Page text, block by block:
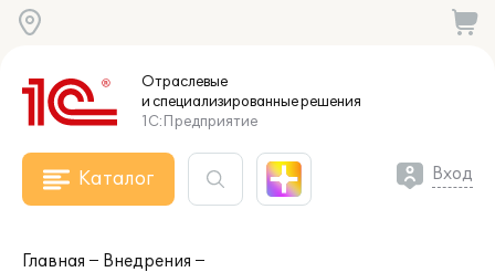
Отраслевые
и специализированныерешения
1С:Предприятие
Каталог Вход
Главная
Внедрения